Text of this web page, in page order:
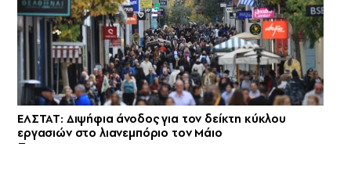
ΕΛΣΤΑΤ: Διψήφια άνοδος για τον δείκτη κύκλου
εργασιών στο λιανεμπόριο τον Μάιο